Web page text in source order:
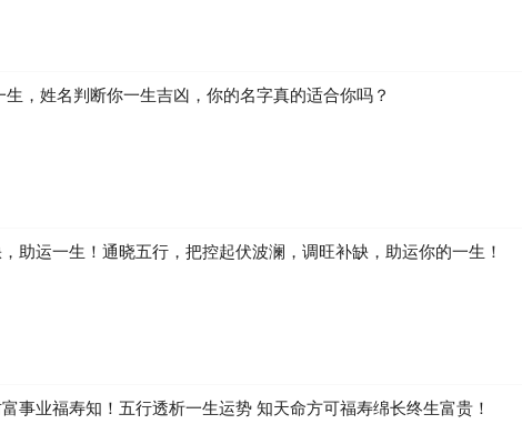
，姓名判断你一生吉凶，你的名字真的适合你吗？
助运一生！通晓五行，把控起伏波澜，调旺补缺，助运你的一生！
事业福寿知！五行透析一生运势 知天命方可福寿绵长终生富贵！